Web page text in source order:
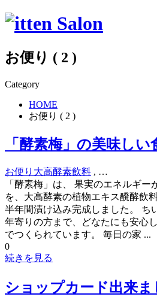
お便り ( 2 )
Category
HOME
お便り ( 2 )
「酵素梅」の美味しい
お便り 大高酵素飲料 , …
「酵素梅」は、 果実のエネルギー
を、大高酵素の植物エキス醗酵飲
半年間漬け込み完成しました。 ち
年寄りの方まで、どなたにも安心
でつくられています。 毎日の家 ...
0
続きを見る
ショップカード出来